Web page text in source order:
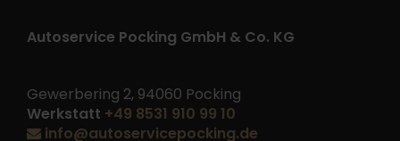
Autoservice Pocking GmbH & Co. KG
Gewerbering 2, 94060 Pocking
Werkstatt +49 8531 910 99 10
info@autoservicepocking.de